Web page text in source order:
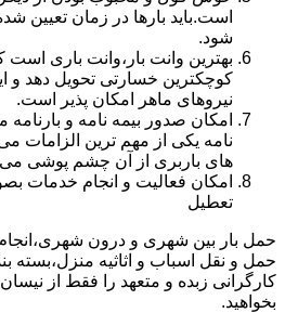
است.باید بارها در زمان تعیین
شود.
بهترین وانت بار،وانت باری است
کوچکترین خسارتی تحویل دهد و
نیروهای ماهر امکان پذیر است.
امکان صدور بیمه نامه و بارنامه
نامه یکی از مهم ترین الزامات
های باربری از آن چشم پوشی می
تعطیل
حمل بار بین شهری و درون
حمل و نقل اسباب و اثاثیه منزل،بسته
کارگرانی زبده و متعهد را فقط از
بخواهید.